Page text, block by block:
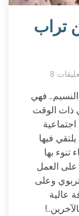
تراب
8
فهي
ذات الوقت
فيها
تنوء بها
على العمل
وعلى
عالية